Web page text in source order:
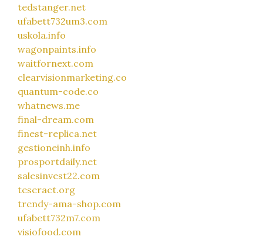
tedstanger.net
ufabett732um3.com
uskola.info
wagonpaints.info
waitfornext.com
clearvisionmarketing.co
quantum-code.co
whatnews.me
final-dream.com
finest-replica.net
gestioneinh.info
prosportdaily.net
salesinvest22.com
teseract.org
trendy-ama-shop.com
ufabett732m7.com
visiofood.com